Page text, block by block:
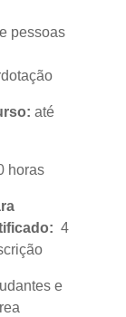
pessoas
até
horas
4
e